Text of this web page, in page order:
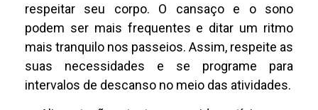
respeitar seu corpo. O cansaço e o sono
podem ser mais frequentes e ditar um ritmo
mais tranquilo nos passeios. Assim, respeite as
suas necessidades e se programe para
intervalos de descanso no meio das atividades.